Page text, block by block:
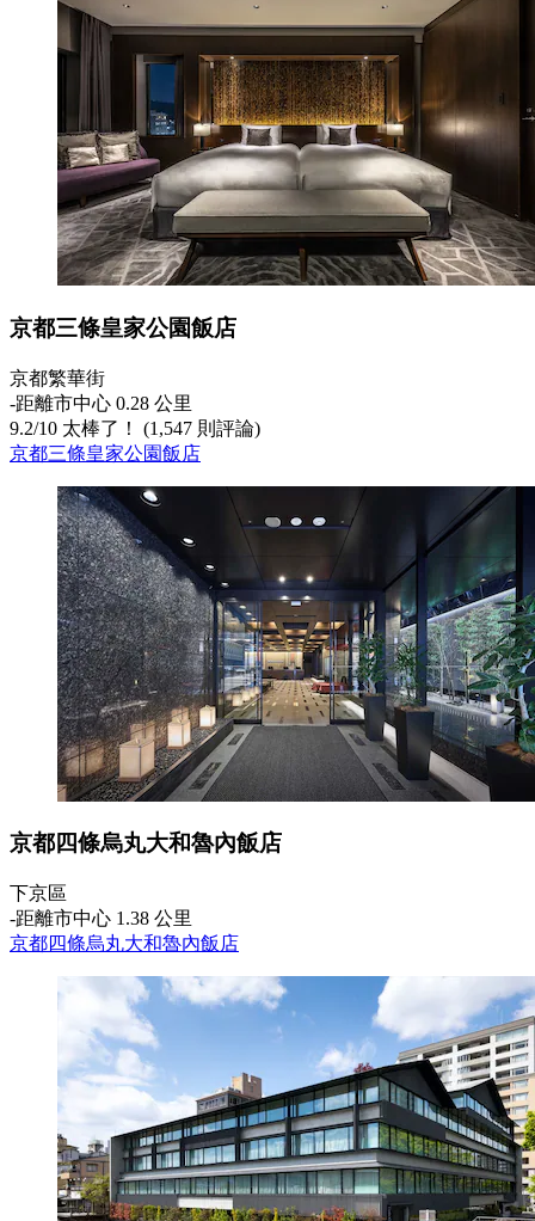
京都三條皇家公園飯店
京都繁華街
‐距離市中心 0.28 公里
9.2/10 太棒了！ (1,547 則評論)
京都三條皇家公園飯店
京都四條烏丸大和魯內飯店
下京區
‐距離市中心 1.38 公里
京都四條烏丸大和魯內飯店